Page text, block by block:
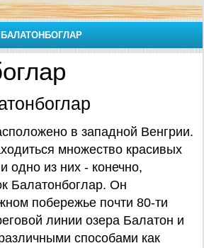
БАЛАТОНБОГЛАР
в западной Венгрии.
множество красивых
одно из них - конечно,
Балатонбоглар. Он
побережье почти 80-ти
линии озера Балатон и
способами как